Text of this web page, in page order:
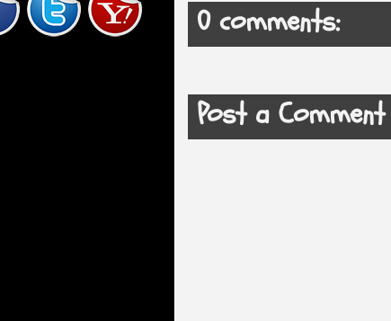
0 comments:
Post a Comment